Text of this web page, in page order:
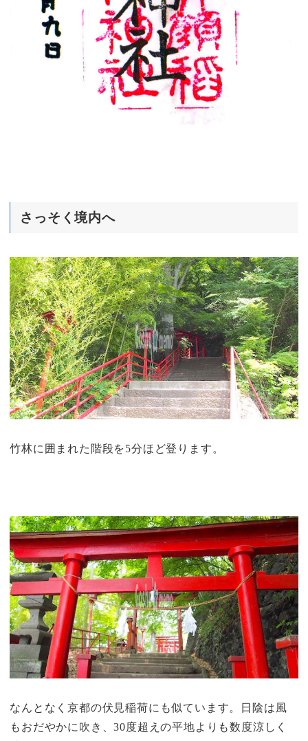
さっそく境内へ
竹林に囲まれた階段を5分ほど登ります。
なんとなく京都の伏見稲荷にも似ています。日陰は風
もおだやかに吹き、30度超えの平地よりも数度涼しく